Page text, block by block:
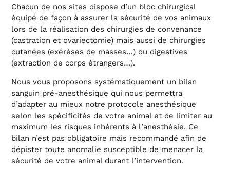
Chacun de nos sites dispose d’un bloc chirurgical
équipé de façon à assurer la sécurité de vos animaux
lors de la réalisation des chirurgies de convenance
(castration et ovariectomie) mais aussi de chirurgies
cutanées (exérèses de masses…) ou digestives
(extraction de corps étrangers…).
Nous vous proposons systématiquement un bilan
sanguin pré-anesthésique qui nous permettra
d’adapter au mieux notre protocole anesthésique
selon les spécificités de votre animal et de limiter au
maximum les risques inhérents à l’anesthésie. Ce
bilan n’est pas obligatoire mais recommandé afin de
dépister toute anomalie susceptible de menacer la
sécurité de votre animal durant l’intervention.